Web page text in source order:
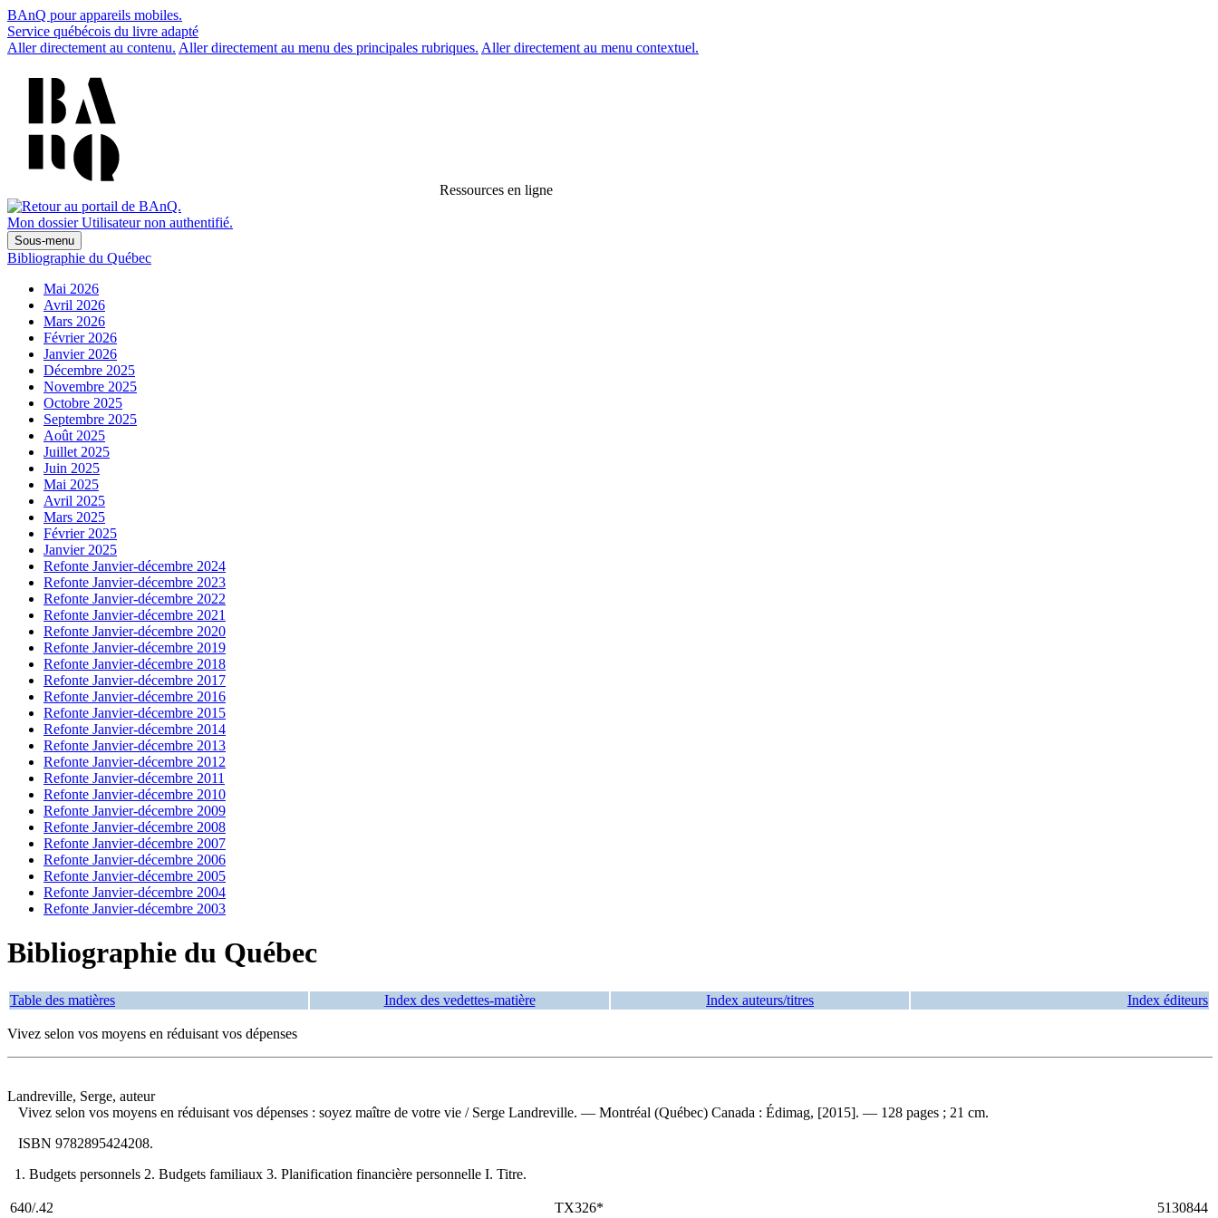
BAnQ pour appareils mobiles.
Service québécois du livre adapté
Aller directement au contenu. Aller directement au menu des principales rubriques. Aller directement au menu contextuel.
Ressources en ligne
Mon dossier Utilisateur non authentifié.
Sous-menu
Bibliographie du Québec
Mai 2026
Avril 2026
Mars 2026
Février 2026
Janvier 2026
Décembre 2025
Novembre 2025
Octobre 2025
Septembre 2025
Août 2025
Juillet 2025
Juin 2025
Mai 2025
Avril 2025
Mars 2025
Février 2025
Janvier 2025
Refonte Janvier-décembre 2024
Refonte Janvier-décembre 2023
Refonte Janvier-décembre 2022
Refonte Janvier-décembre 2021
Refonte Janvier-décembre 2020
Refonte Janvier-décembre 2019
Refonte Janvier-décembre 2018
Refonte Janvier-décembre 2017
Refonte Janvier-décembre 2016
Refonte Janvier-décembre 2015
Refonte Janvier-décembre 2014
Refonte Janvier-décembre 2013
Refonte Janvier-décembre 2012
Refonte Janvier-décembre 2011
Refonte Janvier-décembre 2010
Refonte Janvier-décembre 2009
Refonte Janvier-décembre 2008
Refonte Janvier-décembre 2007
Refonte Janvier-décembre 2006
Refonte Janvier-décembre 2005
Refonte Janvier-décembre 2004
Refonte Janvier-décembre 2003
Bibliographie du Québec
Table des matières Index des vedettes-matière Index auteurs/titres Index éditeurs
Vivez selon vos moyens en réduisant vos dépenses
Landreville, Serge, auteur
Vivez selon vos moyens en réduisant vos dépenses : soyez maître de votre vie / Serge Landreville. — Montréal (Québec) Canada : Édimag, [2015]. — 128 pages ; 21 cm.
ISBN 9782895424208.
1. Budgets personnels 2. Budgets familiaux 3. Planification financière personnelle I. Titre.
640/.42 TX326* 5130844